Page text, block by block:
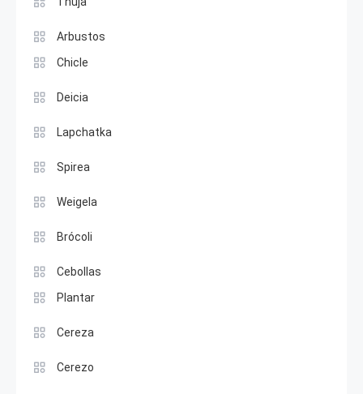
Arbustos
Chicle
Deicia
Lapchatka
Spirea
Weigela
Brócoli
Cebollas
Plantar
Cereza
Cerezo